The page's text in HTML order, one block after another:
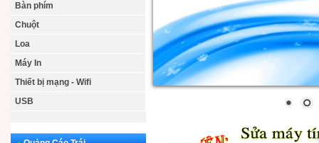
Bàn phím
Chuột
Loa
Máy In
Thiết bị mạng - Wifi
USB